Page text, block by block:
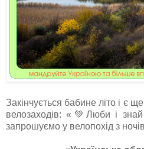
Закінчується бабине літо і є
велозаходів: «💚Люби і
запрошуємо у велопохід з